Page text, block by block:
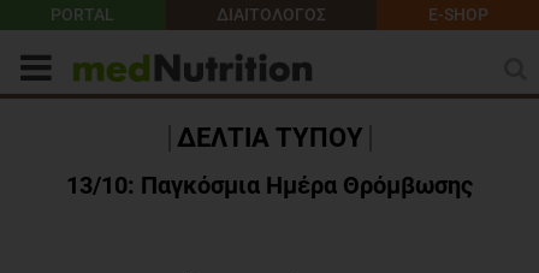
PORTAL ΔΙΑΙΤΟΛΟΓΟΣ E-SHOP
ΔΕΛΤΙΑ ΤΥΠΟΥ
13/10: Παγκόσμια Ημέρα Θρόμβωσης